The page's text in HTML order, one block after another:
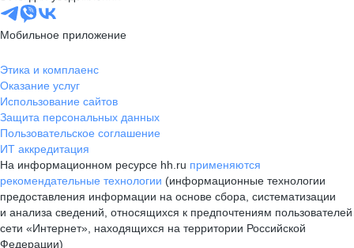
Мобильное приложение
Этика и комплаенс
Оказание услуг
Использование сайтов
Защита персональных данных
Пользовательское соглашение
ИТ аккредитация
На информационном ресурсе hh.ru применяются
рекомендательные технологии (информационные технологии
предоставления информации на основе сбора, систематизации
и анализа сведений, относящихся к предпочтениям пользователей
сети «Интернет», находящихся на территории Российской
Федерации)